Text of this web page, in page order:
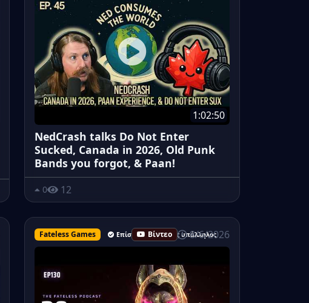
1:02:50
NedCrash talks Do Not Enter
Sucked, Canada in 2026, Old Punk
Bands you forgot, & Paan!
0 12
Fateless Games Επίσημος ανώτερος υπάλληλος
Βίντεο 8/6/2026